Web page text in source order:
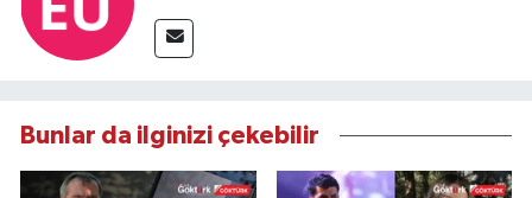
Bunlar da ilginizi çekebilir